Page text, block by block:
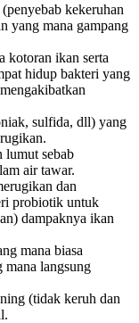
kekeruhan
yang mana gampang
kotoran ikan serta
hidup bakteri yang
sulfida, dll) yang
lumut sebab
air tawar.
dan
probiotik untuk
dampaknya ikan
mana biasa
mana langsung
(tidak keruh dan